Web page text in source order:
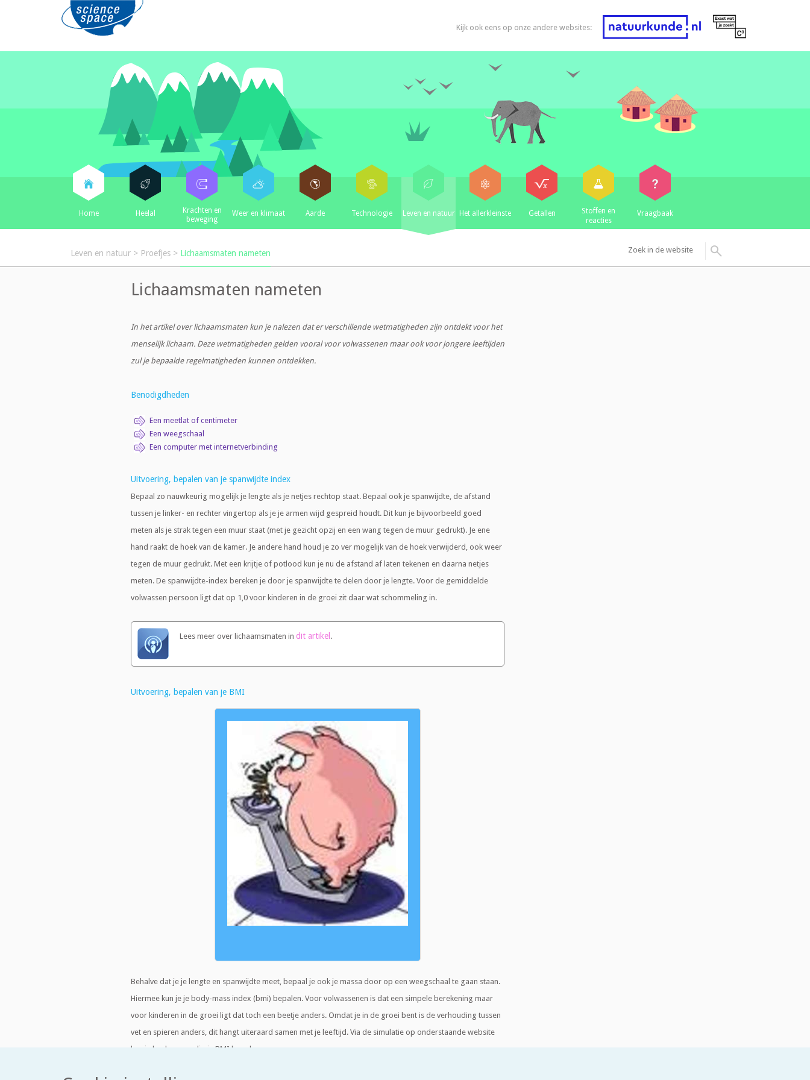
Kijk ook eens op onze andere websites:
Home Heelal
Krachten en
beweging
Weer en klimaat Aarde Technologie Leven en natuur Het allerkleinste Getallen
Stoffen en
reacties
Vraagbaak
Leven en natuur > Proefjes > Lichaamsmaten nameten
Lichaamsmaten nameten
In het artikel over lichaamsmaten kun je nalezen dat er verschillende wetmatigheden zijn ontdekt voor het
menselijk lichaam. Deze wetmatigheden gelden vooral voor volwassenen maar ook voor jongere leeftijden
zul je bepaalde regelmatigheden kunnen ontdekken.
Benodigdheden
Een meetlat of centimeter
Een weegschaal
Een computer met internetverbinding
Uitvoering, bepalen van je spanwijdte index
Bepaal zo nauwkeurig mogelijk je lengte als je netjes rechtop staat. Bepaal ook je spanwijdte, de afstand
tussen je linker- en rechter vingertop als je je armen wijd gespreid houdt. Dit kun je bijvoorbeeld goed
meten als je strak tegen een muur staat (met je gezicht opzij en een wang tegen de muur gedrukt). Je ene
hand raakt de hoek van de kamer. Je andere hand houd je zo ver mogelijk van de hoek verwijderd, ook weer
tegen de muur gedrukt. Met een krijtje of potlood kun je nu de afstand af laten tekenen en daarna netjes
meten. De spanwijdte-index bereken je door je spanwijdte te delen door je lengte. Voor de gemiddelde
volwassen persoon ligt dat op 1,0 voor kinderen in de groei zit daar wat schommeling in.
Lees meer over lichaamsmaten in dit artikel .
Uitvoering, bepalen van je BMI
Behalve dat je je lengte en spanwijdte meet, bepaal je ook je massa door op een weegschaal te gaan staan.
Hiermee kun je je body-mass index (bmi) bepalen. Voor volwassenen is dat een simpele berekening maar
voor kinderen in de groei ligt dat toch een beetje anders. Omdat je in de groei bent is de verhouding tussen
vet en spieren anders, dit hangt uiteraard samen met je leeftijd. Via de simulatie op onderstaande website
kun je heel eenvoudig je BMI bepalen.